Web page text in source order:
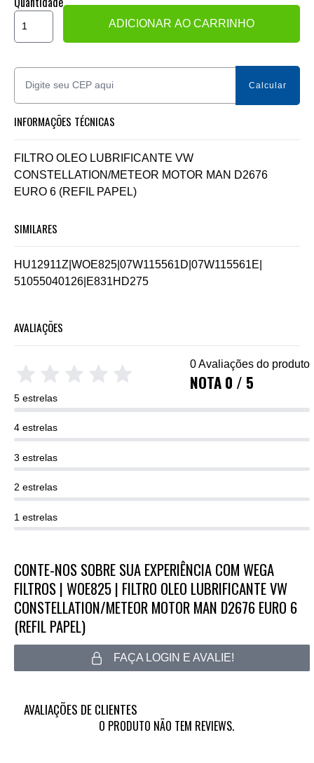
ADICIONAR AO CARRINHO
INFORMAÇÕES TÉCNICAS
FILTRO OLEO LUBRIFICANTE VW
CONSTELLATION/METEOR MOTOR MAN D2676
EURO 6 (REFIL PAPEL)
SIMILARES
HU12911Z WOE825 07W115561D 07W115561E
51055040126 E831HD275
AVALIAÇÕES
0 Avaliações do produto
NOTA 0 / 5
5 estrelas
4 estrelas
3 estrelas
2 estrelas
1 estrelas
CONTE-NOS SOBRE SUA EXPERIÊNCIA COM WEGA
FILTROS | WOE825 | FILTRO OLEO LUBRIFICANTE VW
CONSTELLATION/METEOR MOTOR MAN D2676 EURO 6
(REFIL PAPEL)
FAÇA LOGIN E AVALIE!
AVALIAÇÕES DE CLIENTES
O PRODUTO NÃO TEM REVIEWS.